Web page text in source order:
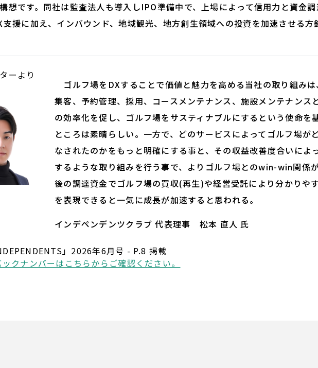
想です。同社は監査法人も導入しIPO準備中で、上場によって信用力と資金
支援に加え、インバウンド、地域観光、地方創生領域への投資を加速させる方
ーより
ゴルフ場をDXすることで価値と魅力を高める当社の取り組み
集客、予約管理、採用、コースメンテナンス、施設メンテナンス
の効率化を促し、ゴルフ場をサスティナブルにするという使命を
ところは素晴らしい。一方で、どのサービスによってゴルフ場が
なされたのかをもっと明確にする事と、その収益改善度合いによ
するような取り組みを行う事で、よりゴルフ場とのwin-win関係
後の調達資金でゴルフ場の買収(再生)や経営受託により分かりや
を表現できると一気に成長が加速すると思われる。
インデペンデンツクラブ 代表理事 松本 直人 氏
」2026年6月号 - P.8 掲載
クナンバーはこちらからご確認ください。